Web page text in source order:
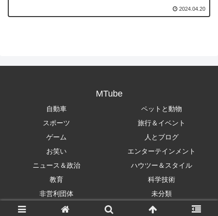
2024.04.20
MTube
自動車
ペットと動物
スポーツ
旅行＆イベント
ゲーム
人とブログ
お笑い
エンターテインメント
ニュース＆政治
ハウツー＆スタイル
教育
科学技術
非営利団体
未分類
Copyright © 2018-2026 MTube All Rights Reserved.